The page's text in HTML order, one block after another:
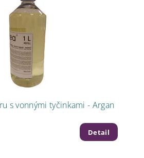
s vonnými tyčinkami - Argan
Detail